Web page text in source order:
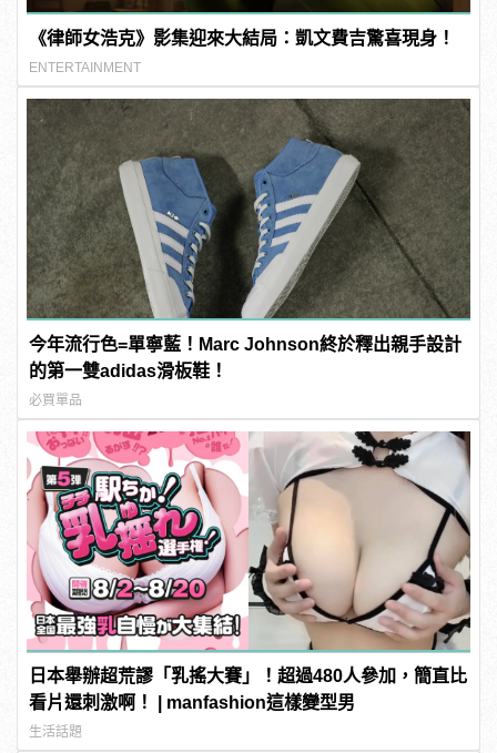
《律師女浩克》影集迎來大結局：凱文費吉驚喜現身！
ENTERTAINMENT
今年流行色=單寧藍！Marc Johnson終於釋出親手設計
的第一雙adidas滑板鞋！
必買單品
日本舉辦超荒謬「乳搖大賽」！超過480人參加，簡直比
看片還刺激啊！ | manfashion這樣變型男
生活話題